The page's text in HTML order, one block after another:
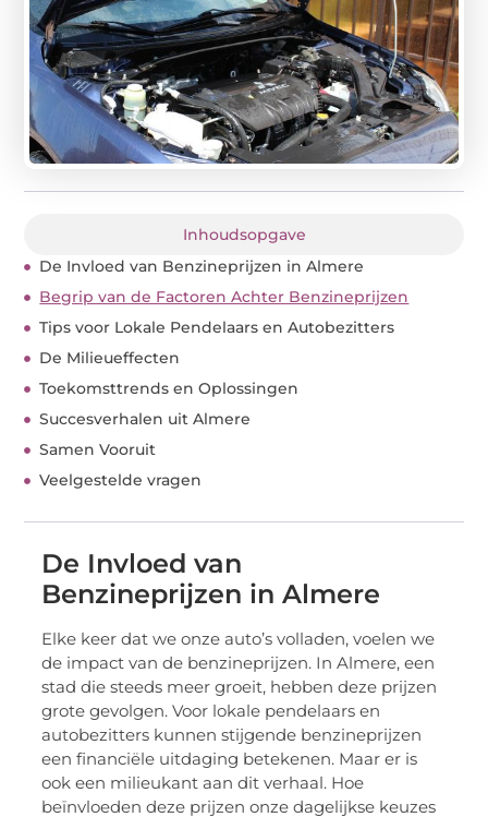
Inhoudsopgave
De Invloed van Benzineprijzen in Almere
Begrip van de Factoren Achter Benzineprijzen
Tips voor Lokale Pendelaars en Autobezitters
De Milieueffecten
Toekomsttrends en Oplossingen
Succesverhalen uit Almere
Samen Vooruit
Veelgestelde vragen
De Invloed van
Benzineprijzen in Almere
Elke keer dat we onze auto’s volladen, voelen we
de impact van de benzineprijzen. In Almere, een
stad die steeds meer groeit, hebben deze prijzen
grote gevolgen. Voor lokale pendelaars en
autobezitters kunnen stijgende benzineprijzen
een financiële uitdaging betekenen. Maar er is
ook een milieukant aan dit verhaal. Hoe
beïnvloeden deze prijzen onze dagelijkse keuzes